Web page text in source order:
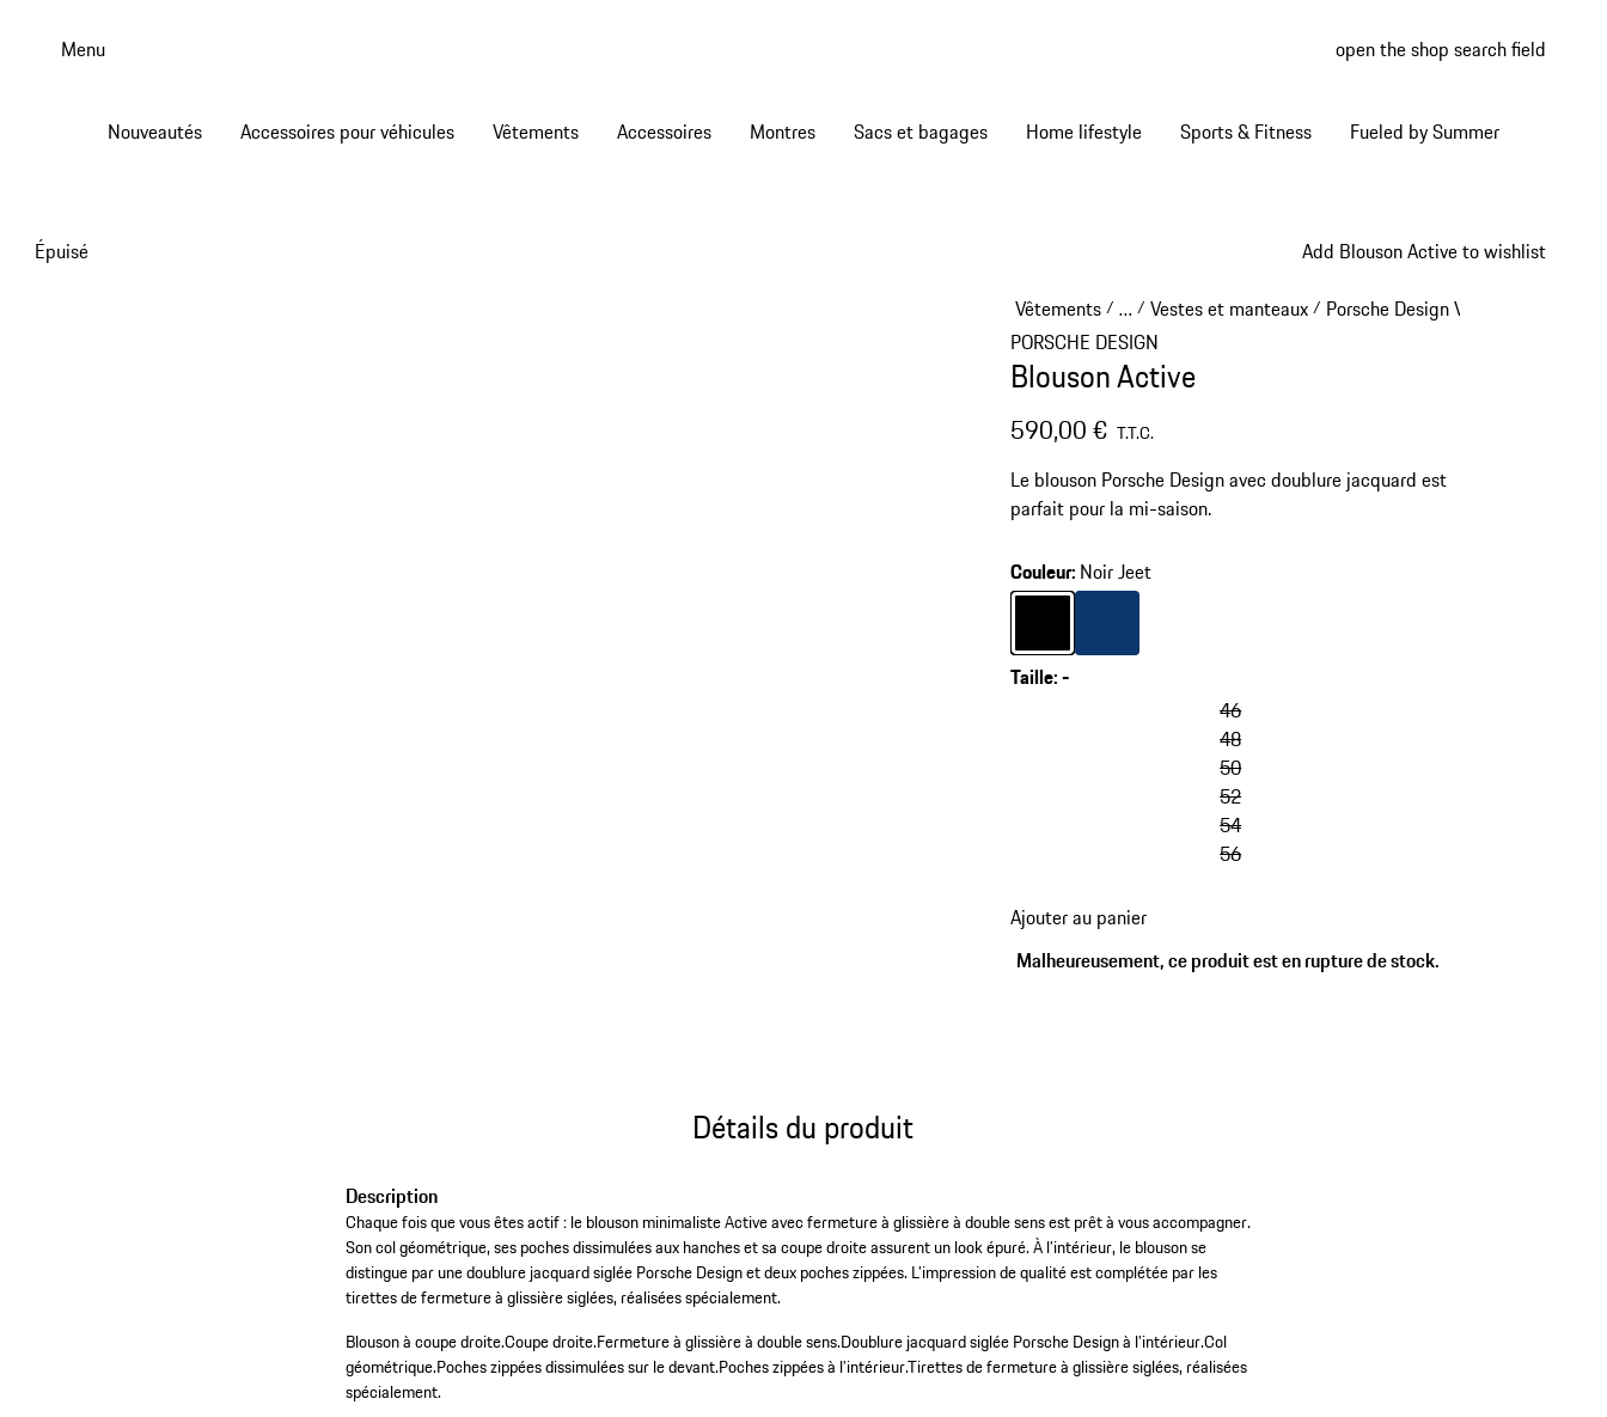
Menu open the shop search field
Nouveautés Accessoires pour véhicules Vêtements Accessoires Montres Sacs et bagages Home lifestyle Sports & Fitness Fueled by Summer
Add Blouson Active to wishlist
Épuisé
Vêtements/ …
Reveal collapsed breadcrumb items
/ Vestes et manteaux/ Porsche Design Vestes & manteaux
PORSCHE DESIGN
Blouson Active
590,00 € T.T.C.
Le blouson Porsche Design avec doublure jacquard est
parfait pour la mi-saison.
Couleur: Noir Jeet
CouleurNoir Jeet
Couleur
Taille:-
46
48
50
52
54
56
Ajouter au panier
Malheureusement, ce produit est en rupture de stock.
Détails du produit
Description
Chaque fois que vous êtes actif : le blouson minimaliste Active avec fermeture à glissière à double sens est prêt à vous accompagner.
Son col géométrique, ses poches dissimulées aux hanches et sa coupe droite assurent un look épuré. À l’intérieur, le blouson se
distingue par une doublure jacquard siglée Porsche Design et deux poches zippées. L’impression de qualité est complétée par les
tirettes de fermeture à glissière siglées, réalisées spécialement.
Blouson à coupe droite.Coupe droite.Fermeture à glissière à double sens.Doublure jacquard siglée Porsche Design à l’intérieur.Col
géométrique.Poches zippées dissimulées sur le devant.Poches zippées à l’intérieur.Tirettes de fermeture à glissière siglées, réalisées
spécialement.